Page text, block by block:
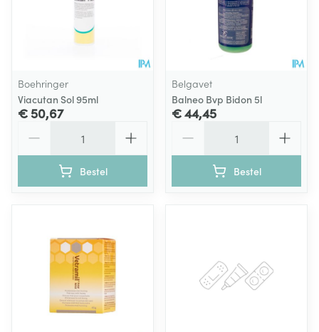
Boehringer
Viacutan Sol 95ml
€ 50,67
Bestel
Belgavet
Balneo Bvp Bidon 5l
€ 44,45
Bestel